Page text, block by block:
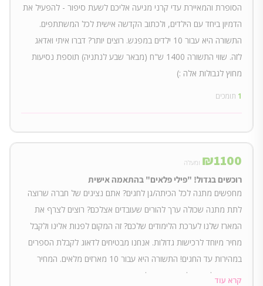
הסופרת והמאיירת עדי קרני מגיעה אליכם לשעת סיפור - להפעיל את
הדמיון ביחד עם הילדים, ולכתוב הקדשה אישית לכל המשתתפים.
התשורה היא עבור 10 ילדים במפגש. רוצים יותר? דברו איתי ואדאג
לזה. שווי התשורה 1400 ש"ח (מבאר שבע לנתניה) תוספת נסיעות
מחוץ לגבולות אלה :)
1 תומכים
₪1100 ומעלה
רוכשים בגדול! "פילי פלאים" בהתאמה אישית
מחפשים מתנה לכל הכיתה/גן לחגים? אתם נציגים של חברה שרוצה
לתת מתנה שכולה ערך להורים שעובדים אצלכם? רוצים לצרף את
המארז שלנו לערכת הלימודים שלכם? זה המקום לפנות אלינו ולקבל
מחיר מיוחד לרכישות גדולות. אנחנו מבטיחים לדאוג לקבלת הספרים
במהירות עד החגים! התשורה היא עבור 10 מארזים מלאים. המחיר
הסופי ועלות השליחות ייקבעו לפי הכמות אותה תרכשו.
קרא עוד